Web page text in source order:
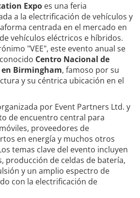
Expo es una feria
a la electrificación de vehículos y
centrada en el mercado en
vehículos eléctricos e híbridos.
"VEE", este evento anual se
Centro Nacional de
en Birmingham, famoso por su
y su céntrica ubicación en el
por Event Partners Ltd. y
de encuentro central para
proveedores de
en energía y muchos otros
temas clave del evento incluyen
producción de celdas de batería,
y un amplio espectro de
con la electrificación de